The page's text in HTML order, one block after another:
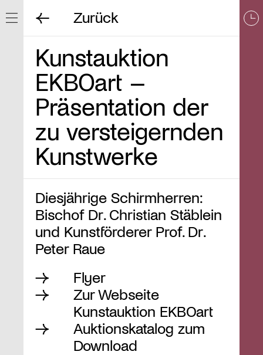
Navigation ein/ausblenden
Zurück
Kunstauktion
EKBOart –
Präsentation der
zu versteigernden
Kunstwerke
Diesjährige Schirmherren:
Bischof Dr. Christian Stäblein
und Kunstförderer Prof. Dr.
Peter Raue
Flyer
Zur Webseite
Kunstauktion EKBOart
Auktionskatalog zum
Download